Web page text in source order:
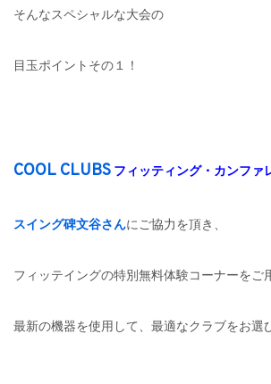
そんなスペシャルな大会の
目玉ポイントその１！
COOL CLUBS フィッティング・カンファ
スイング碑文谷さんにご協力を頂き、
フィッテイングの特別無料体験コーナーをご
最新の機器を使用して、最適なクラブをお選